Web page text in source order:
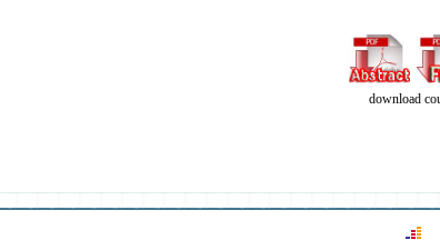
download